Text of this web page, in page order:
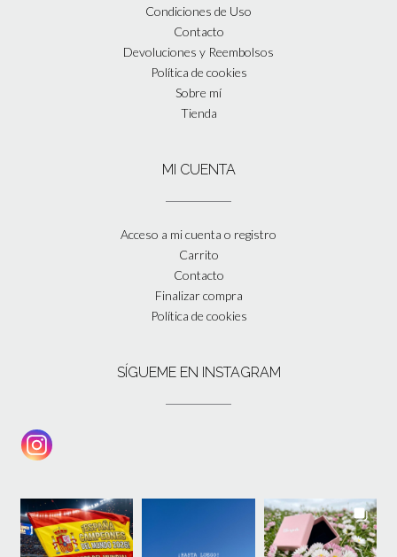
Condiciones de Uso
Contacto
Devoluciones y Reembolsos
Política de cookies
Sobre mí
Tienda
MI CUENTA
Acceso a mi cuenta o registro
Carrito
Contacto
Finalizar compra
Política de cookies
SÍGUEME EN INSTAGRAM